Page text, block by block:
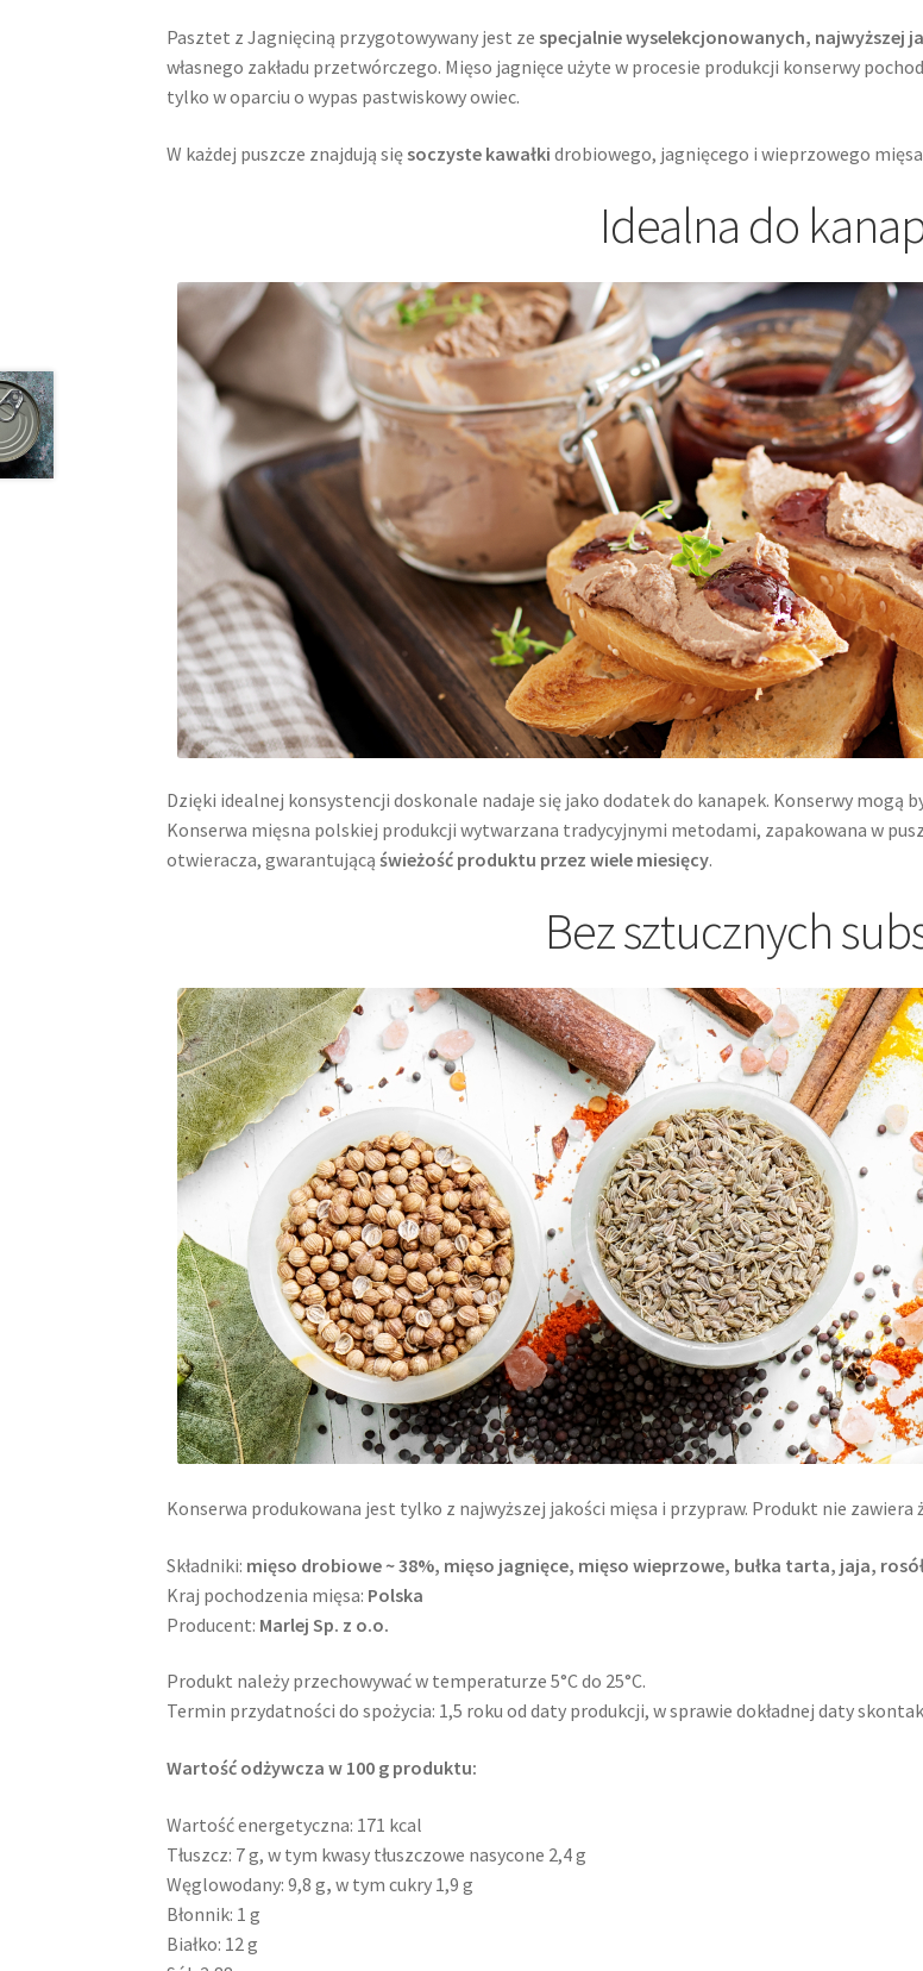
Pasztet z Jagnięciną przygotowywany jest zespecjalnie wyselekcjonowanych, najwyższej
własnego zakładu przetwórczego. Mięso jagnięce użyte w procesie produkcji konserwy
tylko w oparciu o wypas pastwiskowy owiec.
W każdej puszcze znajdują sięsoczyste kawałki drobiowego, jagnięcego i wieprzowego
Idealna do
Dzięki idealnej konsystencji doskonale nadaje się jako dodatek do kanapek. Konserwy mogą
Konserwa mięsna polskiej produkcji wytwarzana tradycyjnymi metodami, zapakowana w
otwieracza, gwarantującąświeżość produktu przez wiele miesięcy.
Bez sztucznych
Konserwa produkowana jest tylko z najwyższej jakości mięsa i przypraw. Produkt nie zawiera
Składniki: mięso drobiowe ~ 38%, mięso jagnięce, mięso wieprzowe, bułka tarta, jaja,
Kraj pochodzenia mięsa: Polska
Producent: Marlej Sp. z o.o.
Produkt należy przechowywać w temperaturze 5°C do 25°C.
Termin przydatności do spożycia: 1,5 roku od daty produkcji, w sprawie dokładnej daty
Wartość odżywcza w 100 g produktu:
Wartość energetyczna: 171 kcal
Tłuszcz: 7 g, w tym kwasy tłuszczowe nasycone 2,4 g
Węglowodany: 9,8 g,w tym cukry 1,9 g
Błonnik: 1 g
Białko: 12 g